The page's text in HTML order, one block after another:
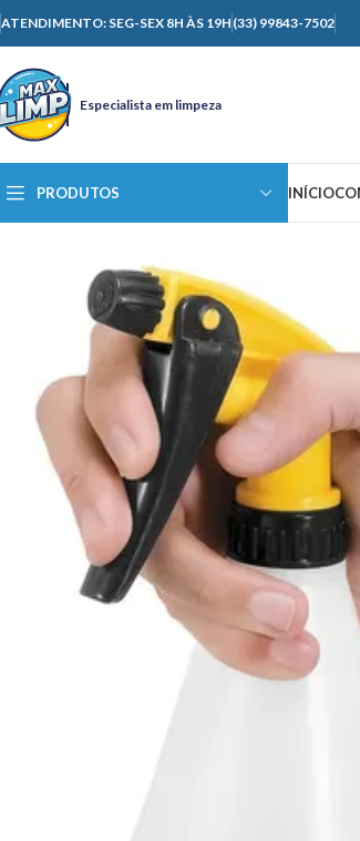
ATENDIMENTO: SEG-SEX 8H ÀS 19H (33) 99843-7502
Especialista em limpeza
PRODUTOS INÍCIO